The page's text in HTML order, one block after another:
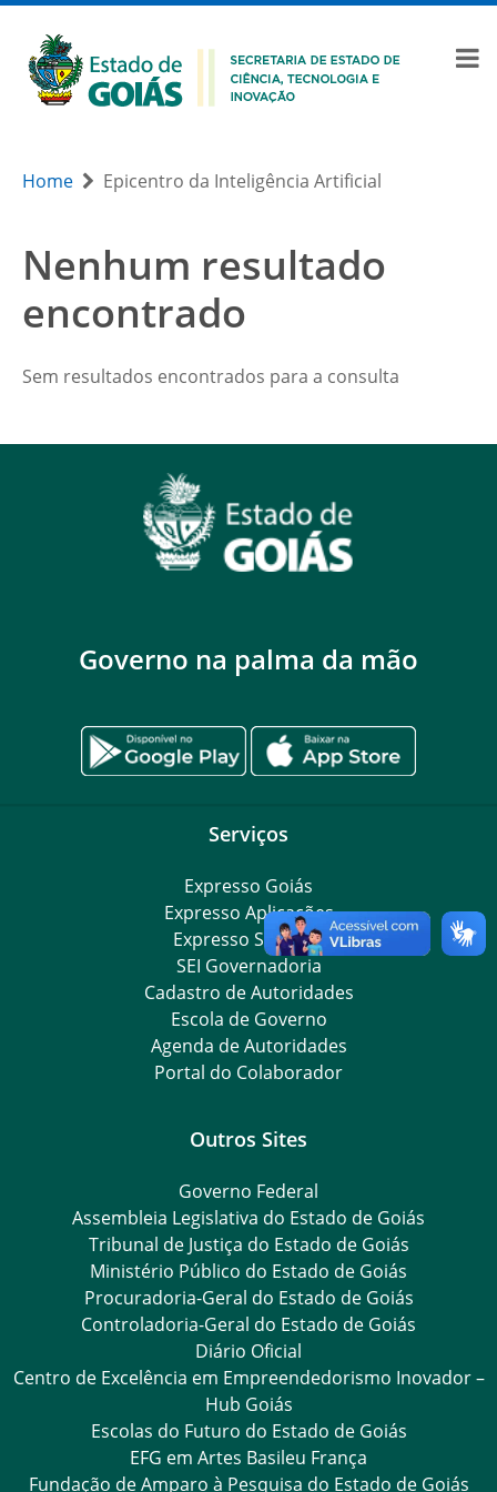
Home Epicentro da Inteligência Artificial
Nenhum resultado
encontrado
Sem resultados encontrados para a consulta
Governo na palma da mão
Serviços
Expresso Goiás
Expresso Aplicações
Expresso Servidor
SEI Governadoria
Cadastro de Autoridades
Escola de Governo
Agenda de Autoridades
Portal do Colaborador
Outros Sites
Governo Federal
Assembleia Legislativa do Estado de Goiás
Tribunal de Justiça do Estado de Goiás
Ministério Público do Estado de Goiás
Procuradoria-Geral do Estado de Goiás
Controladoria-Geral do Estado de Goiás
Diário Oficial
Centro de Excelência em Empreendedorismo Inovador –
Hub Goiás
Escolas do Futuro do Estado de Goiás
EFG em Artes Basileu França
Fundação de Amparo à Pesquisa do Estado de Goiás